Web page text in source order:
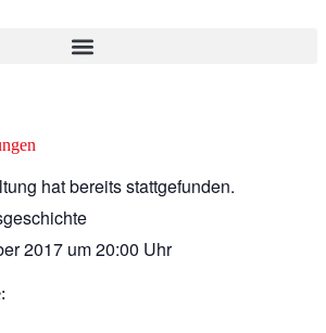
hat bereits stattgefunden.
2017 um20:00 Uhr